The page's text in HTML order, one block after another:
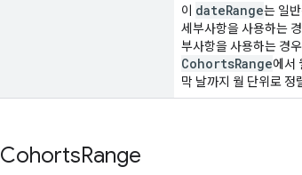
이 dateRange는 일
세부사항을 사용하는 경
부사항을 사용하는 경우
CohortsRange에서
막 날까지 월 단위로 정
CohortsRange